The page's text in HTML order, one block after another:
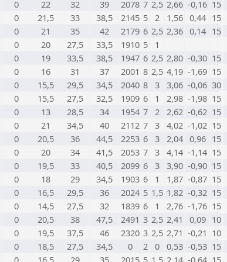
0 22 32 39 2078 7 2,5 2,66 -0,16 15
0 21,5 33 38,5 2145 5 2 1,56 0,44 15
0 21 35 42 2179 6 2,5 2,36 0,14 15
0 20 27,5 33,5 1910 5
1
0 19 33,5 38,5 1947 6 2,5 2,80 -0,30 15
0 16 31 37 2001 8 2,5 4,19 -1,69 15
0 15,5 29,5 34,5 2040 8 3 3,06 -0,06 30
0 15,5 27,5 32,5 1909 6 1 2,98 -1,98 15
0 13 28,5 34 1954 7 2 2,62 -0,62 15
0 21 34,5 40 2112 7 3 4,02 -1,02 15
0 20,5 36 44,5 2253 6 3 2,04 0,96 15
0 20 34 41,5 2053 7 3 4,14 -1,14 15
0 19,5 33 40,5 2099 6 3 3,90 -0,90 15
0 18 29 34,5 1903 6 1 1,87 -0,87 15
0 16,5 29,5 36 2024 5 1,5 1,82 -0,32 15
0 14,5 27,5 32 1839 6 1 2,76 -1,76 15
0 20,5 38 47,5 2491 3 2,5 2,41 0,09 10
0 19,5 37,5 46 2320 3 2,5 2,71 -0,21 10
0 18,5 27,5 34,5 0 2 0 0,53 -0,53 15
0 16,5 29 35 2015 5 1,5 2,14 -0,64 15